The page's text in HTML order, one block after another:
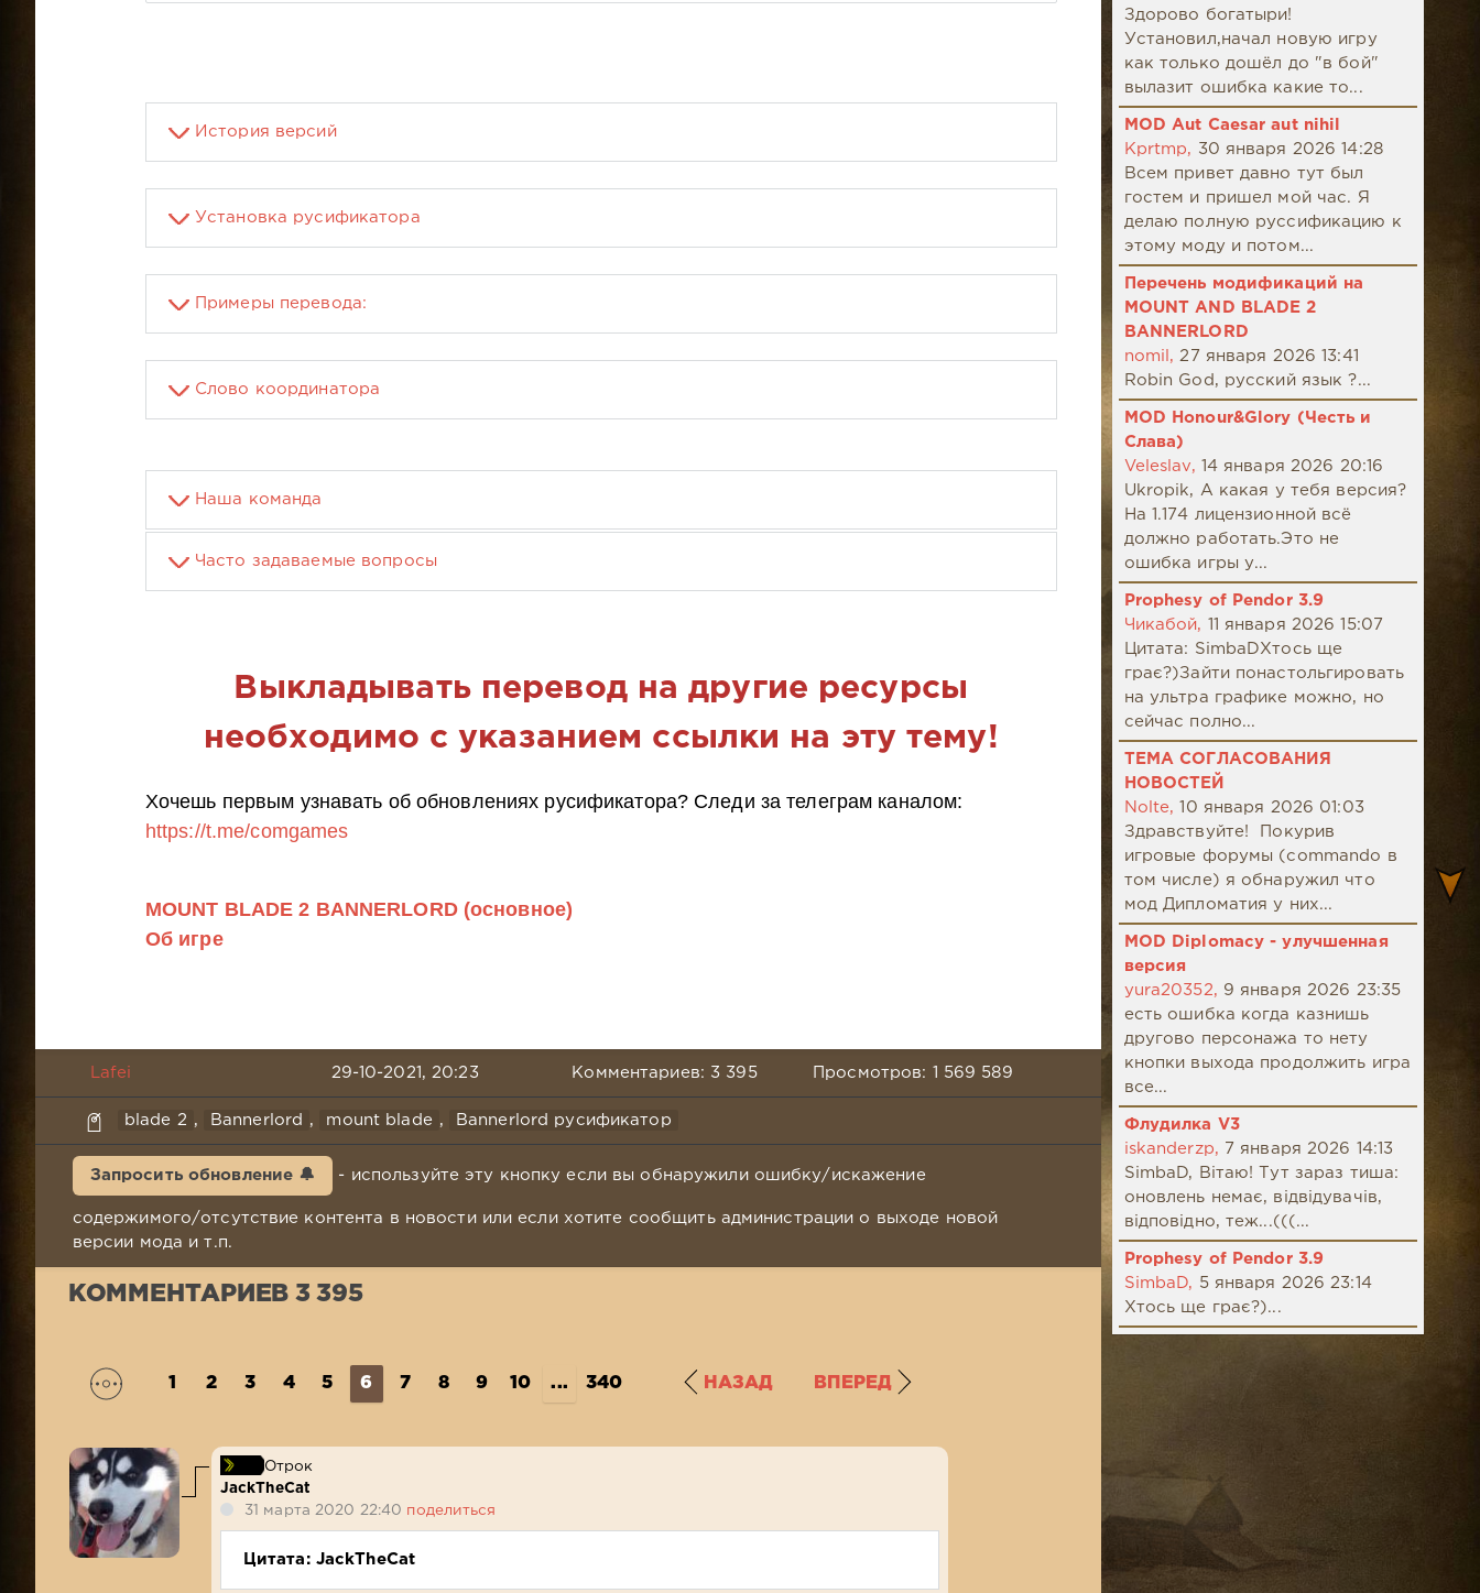
История версий
Установка русификатора
Примеры перевода:
Слово координатора
Наша команда
Часто задаваемые вопросы
Выкладывать перевод на другие ресурсы
необходимо с указанием ссылки на эту тему!
Хочешь первым узнавать об обновлениях русификатора? Следи за телеграм каналом:
https://t.me/comgames
MOUNT BLADE 2 BANNERLORD (основное)
Об игре
Lafei 29-10-2021, 20:23 Комментариев: 3 395 Просмотров: 1 569 589
blade 2 , Bannerlord , mount blade , Bannerlord русификатор
Запросить обновление 🔔 - используйте эту кнопку если вы обнаружили ошибку/искажение
содержимого/отсутствие контента в новости или если хотите сообщить администрации о выходе новой
версии мода и т.п.
КОММЕНТАРИЕВ 3 395
1 2 3 4 5 6 7 8 9 10 ... 340 НАЗАД ВПЕРЕД
Отрок
JackTheCat
31 марта 2020 22:40 поделиться
Цитата: JackTheCat
Здорово богатыри!
Установил,начал новую игру
как только дошёл до "в бой"
вылазит ошибка какие то...
MOD Aut Caesar aut nihil
Kprtmp,
30 января 2026 14:28
Всем привет давно тут был
гостем и пришел мой час. Я
делаю полную руссификацию к
этому моду и потом...
Перечень модификаций на
MOUNT AND BLADE 2
BANNERLORD
nomil, 27 января 2026 13:41
Robin God, русский язык ?...
MOD Honour&Glory (Честь и
Слава)
Veleslav,
14 января 2026 20:16
Ukropik, А какая у тебя версия?
На 1.174 лицензионной всё
должно работать.Это не
ошибка игры у...
Prophesy of Pendor 3.9
Чикабой,
11 января 2026 15:07
Цитата: SimbaDХтось ще
грає?)Зайти понастольгировать
на ультра графике можно, но
сейчас полно...
ТЕМА СОГЛАСОВАНИЯ
НОВОСТЕЙ
Nolte,
10 января 2026 01:03
Здравствуйте! Покурив
игровые форумы (commando в
том числе) я обнаружил что
мод Дипломатия у них...
MOD Diplomacy - улучшенная
версия
yura20352, 9 января 2026 23:35
есть ошибка когда казнишь
другово персонажа то нету
кнопки выхода продолжить игра
все...
Флудилка V3
iskanderzp,
7 января 2026 14:13
SimbaD, Вітаю! Тут зараз тиша:
оновлень немає, відвідувачів,
відповідно, теж...(((...
Prophesy of Pendor 3.9
SimbaD,
5 января 2026 23:14
Хтось ще грає?)...